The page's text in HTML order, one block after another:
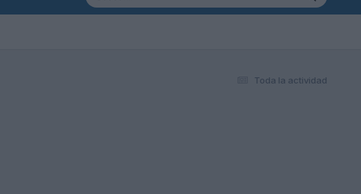
Toda la actividad